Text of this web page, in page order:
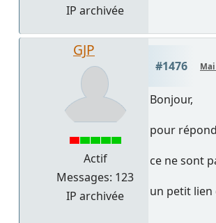
IP archivée
GJP
Actif
Messages: 123
IP archivée
#1476
Bonjour,
pour
ce ne sont
un petit lien